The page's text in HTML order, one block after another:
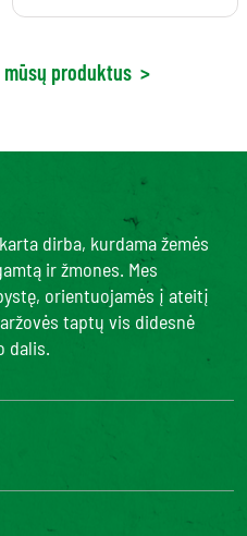
produktus >
dirba, kurdama žemės
ir žmones. Mes
orientuojamės į ateitį
taptų vis didesnė
dalis.